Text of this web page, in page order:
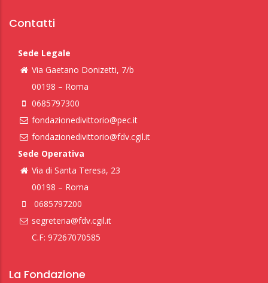
Contatti
Sede Legale
Via Gaetano Donizetti, 7/b
00198 – Roma
0685797300
fondazionedivittorio@pec.it
fondazionedivittorio@fdv.cgil.it
Sede Operativa
Via di Santa Teresa, 23
00198 – Roma
0685797200
segreteria@fdv.cgil.it
C.F: 97267070585
La Fondazione